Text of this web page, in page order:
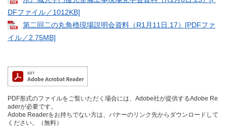
DFファイル／1012KB]
第二回二の丸角櫓現場説明会資料（R1月11日.17）[PDFファ
イル／2.75MB]
PDF形式のファイルをご覧いただく場合には、Adobe社が提供するAdobe Re
aderが必要です。
Adobe Readerをお持ちでない方は、バナーのリンク先からダウンロードして
ください。（無料）